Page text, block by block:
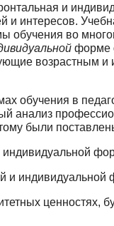
и
и интересов.
обучения во
форме
возрастным
обучения в
анализ
были
и индивидуальной
ценностях,